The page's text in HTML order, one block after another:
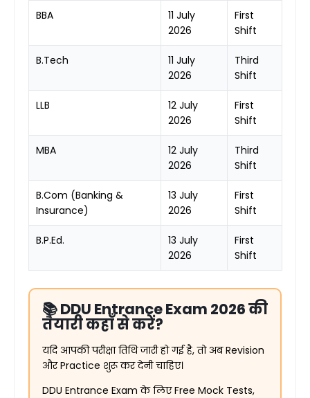
BBA
11 July
2026
First
Shift
B.Tech
11 July
2026
Third
Shift
LLB
12 July
2026
First
Shift
MBA
12 July
2026
Third
Shift
B.Com (Banking &
Insurance)
13 July
2026
First
Shift
B.P.Ed.
13 July
2026
First
Shift
📚 DDU Entrance Exam 2026 की
तैयारी कहाँ से करें?
यदि आपकी परीक्षा तिथि जारी हो गई है, तो अब Revision
और Practice शुरू कर देनी चाहिए।
DDU Entrance Exam के लिए Free Mock Tests,